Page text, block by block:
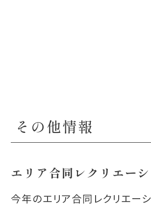
その他情報
エリア合同レクリエー
今年のエリア合同レクリエー